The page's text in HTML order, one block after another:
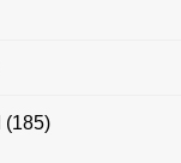
(185)